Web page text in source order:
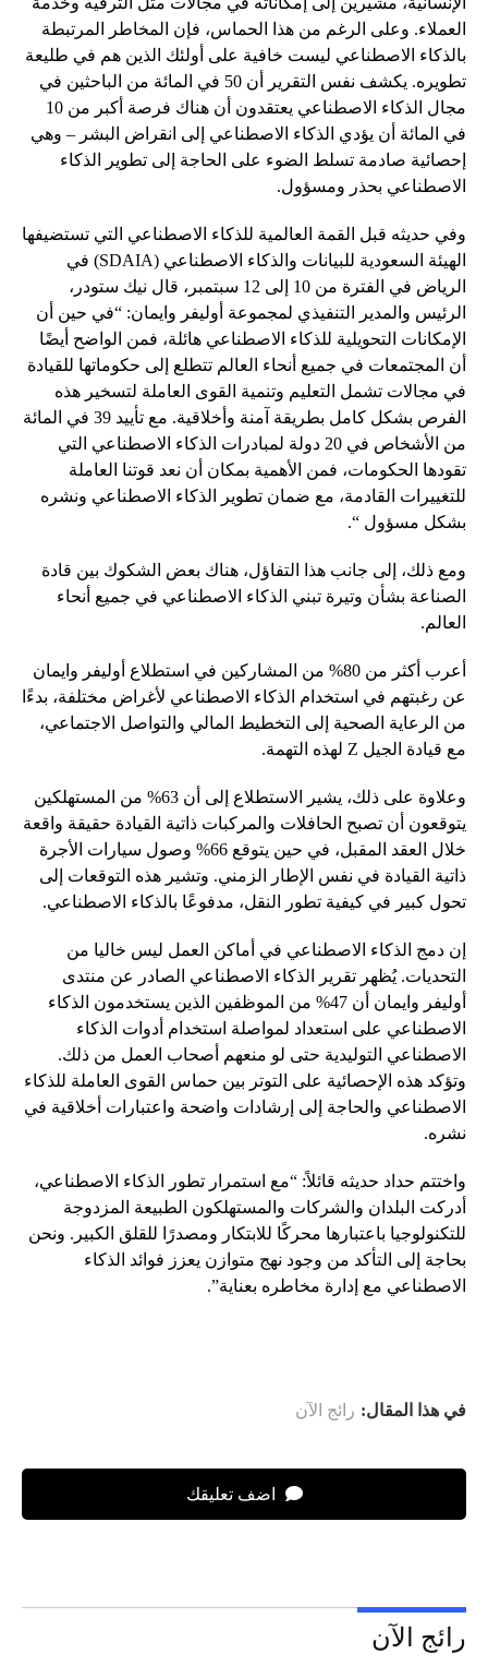
العملاء. وعلى الرغم من هذا الحماس، فإن المخاطر المرتبطة
بالذكاء الاصطناعي ليست خافية على أولئك الذين هم في طليعة
تطويره. يكشف نفس التقرير أن 50 في المائة من الباحثين في
مجال الذكاء الاصطناعي يعتقدون أن هناك فرصة أكبر من 10
في المائة أن يؤدي الذكاء الاصطناعي إلى انقراض البشر – وهي
إحصائية صادمة تسلط الضوء على الحاجة إلى تطوير الذكاء
الاصطناعي بحذر ومسؤول.
وفي حديثه قبل القمة العالمية للذكاء الاصطناعي التي تستضيفها
الهيئة السعودية للبيانات والذكاء الاصطناعي (SDAIA) في
الرياض في الفترة من 10 إلى 12 سبتمبر، قال نيك ستودر،
الرئيس والمدير التنفيذي لمجموعة أوليفر وايمان: “في حين أن
الإمكانات التحويلية للذكاء الاصطناعي هائلة، فمن الواضح أيضًا
أن المجتمعات في جميع أنحاء العالم تتطلع إلى حكوماتها للقيادة
في مجالات تشمل التعليم وتنمية القوى العاملة لتسخير هذه
الفرص بشكل كامل بطريقة آمنة وأخلاقية. مع تأييد 39 في المائة
من الأشخاص في 20 دولة لمبادرات الذكاء الاصطناعي التي
تقودها الحكومات، فمن الأهمية بمكان أن نعد قوتنا العاملة
للتغييرات القادمة، مع ضمان تطوير الذكاء الاصطناعي ونشره
بشكل مسؤول “.
ومع ذلك، إلى جانب هذا التفاؤل، هناك بعض الشكوك بين قادة
الصناعة بشأن وتيرة تبني الذكاء الاصطناعي في جميع أنحاء
العالم.
أعرب أكثر من 80% من المشاركين في استطلاع أوليفر وايمان
عن رغبتهم في استخدام الذكاء الاصطناعي لأغراض مختلفة، بدءًا
من الرعاية الصحية إلى التخطيط المالي والتواصل الاجتماعي،
مع قيادة الجيل Z لهذه التهمة.
وعلاوة على ذلك، يشير الاستطلاع إلى أن 63% من المستهلكين
يتوقعون أن تصبح الحافلات والمركبات ذاتية القيادة حقيقة واقعة
خلال العقد المقبل، في حين يتوقع 66% وصول سيارات الأجرة
ذاتية القيادة في نفس الإطار الزمني. وتشير هذه التوقعات إلى
تحول كبير في كيفية تطور النقل، مدفوعًا بالذكاء الاصطناعي.
إن دمج الذكاء الاصطناعي في أماكن العمل ليس خاليا من
التحديات. يُظهر تقرير الذكاء الاصطناعي الصادر عن منتدى
أوليفر وايمان أن 47% من الموظفين الذين يستخدمون الذكاء
الاصطناعي على استعداد لمواصلة استخدام أدوات الذكاء
الاصطناعي التوليدية حتى لو منعهم أصحاب العمل من ذلك.
وتؤكد هذه الإحصائية على التوتر بين حماس القوى العاملة للذكاء
الاصطناعي والحاجة إلى إرشادات واضحة واعتبارات أخلاقية في
نشره.
واختتم حداد حديثه قائلاً: “مع استمرار تطور الذكاء الاصطناعي،
أدركت البلدان والشركات والمستهلكون الطبيعة المزدوجة
للتكنولوجيا باعتبارها محركًا للابتكار ومصدرًا للقلق الكبير. ونحن
بحاجة إلى التأكد من وجود نهج متوازن يعزز فوائد الذكاء
الاصطناعي مع إدارة مخاطره بعناية”.
في هذا المقال: رائج الآن
اضف تعليقك
رائج الآن